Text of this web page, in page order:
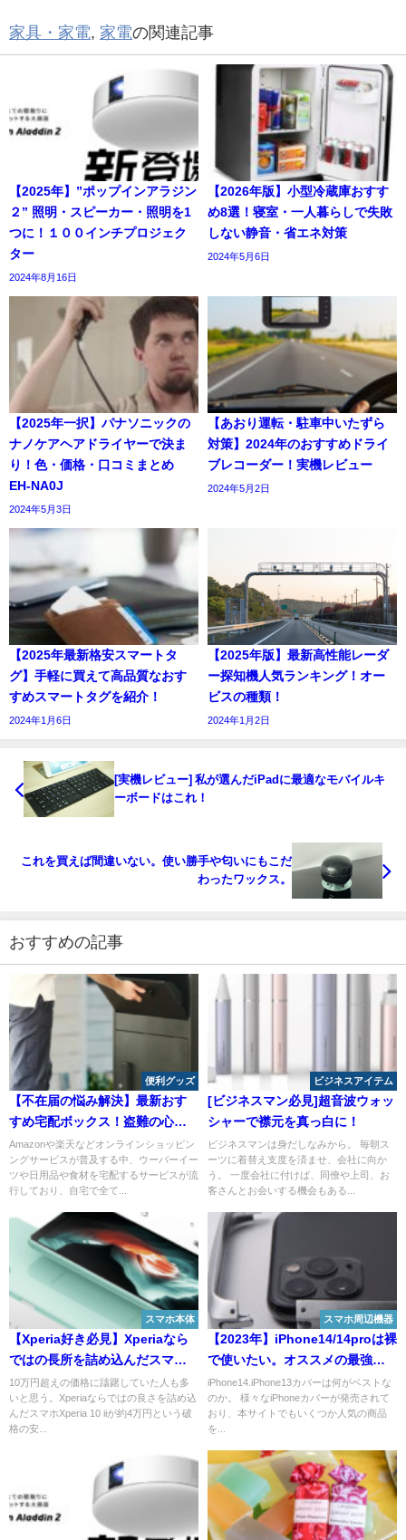
家具・家電, 家電の関連記事
【2025年】”ポップインアラジン
２” 照明・スピーカー・照明を1
つに！１００インチプロジェク
ター
2024年8月16日
【2026年版】小型冷蔵庫おすす
め8選！寝室・一人暮らしで失敗
しない静音・省エネ対策
2024年5月6日
【2025年一択】パナソニックの
ナノケアヘアドライヤーで決ま
り！色・価格・口コミまとめ
EH-NA0J
2024年5月3日
【あおり運転・駐車中いたずら
対策】2024年のおすすめドライ
ブレコーダー！実機レビュー
2024年5月2日
【2025年最新格安スマートタ
グ】手軽に買えて高品質なおす
すめスマートタグを紹介！
2024年1月6日
【2025年版】最新高性能レーダ
ー探知機人気ランキング！オー
ビスの種類！
2024年1月2日
[実機レビュー] 私が選んだiPadに最適なモバイルキ
ーボードはこれ！
これを買えば間違いない。使い勝手や匂いにもこだ
わったワックス。
おすすめの記事
便利グッズ
【不在届の悩み解決】最新おす
すめ宅配ボックス！盗難の心配
は？
Amazonや楽天などオンラインショッピン
ングサービスが普及する中、ウーバーイー
ツや日用品や食材を宅配するサービスが流
行しており、自宅で全て...
ビジネスアイテム
[ビジネスマン必見]超音波ウォッ
シャーで襟元を真っ白に！
ビジネスマンは身だしなみから。 毎朝ス
ーツに着替え支度を済ませ、会社に向か
う。 一度会社に付けば、同僚や上司、お
客さんとお会いする機会もある...
スマホ本体
【Xperia好き必見】Xperiaなら
ではの長所を詰め込んだスマホ
シリーズ紹介！
10万円超えの価格に躊躇していた人も多
いと思う。Xperiaならではの良さを詰め込
んだスマホXperia 10 iiが約4万円という破
格の安...
スマホ周辺機器
【2023年】iPhone14/14proは裸
で使いたい。オススメの最強ス
マホバンパーギルドデザイン ！
iPhone14.iPhone13カバーは何がベストな
のか。 様々なiPhoneカバーが発売されて
おり、本サイトでもいくつか人気の商品
を...